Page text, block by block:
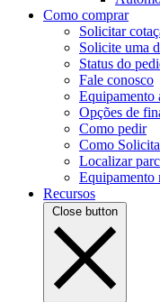
Como comprar
Solicitar
Solicite uma
Status do
Fale conosco
Equipamento
Opções de
Como pedir
Como
Localizar
Equipamento
Recursos
Close button